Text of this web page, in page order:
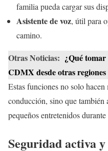
familia pueda cargar sus
Asistente de voz, útil para
camino.
Otras Noticias: ¿Qué
CDMX desde otras
Estas funciones no solo
conducción, sino que también
pequeños entretenidos
Seguridad activa